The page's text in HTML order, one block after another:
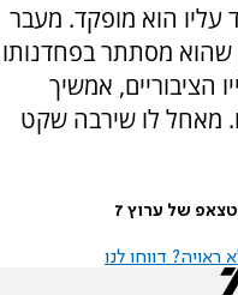
עליו הוא מופקד. מעבר
שהוא מסתתר בפחדנותו
הציבוריים, אמשיך
מאחל לו שירבה שקט
של ערוץ 7
דווחו לנו